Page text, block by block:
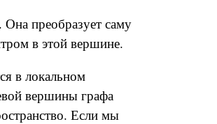
преобразует саму
в этой вершине.
в локальном
вершины графа
Если мы